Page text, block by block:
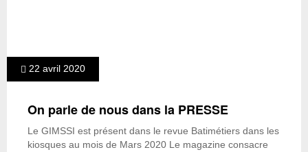
22 avril 2020
On parle de nous dans la PRESSE
Le GIMSSI est présent dans le revue Batimétiers dans les
kiosques au mois de Mars 2020 Le magazine consacre